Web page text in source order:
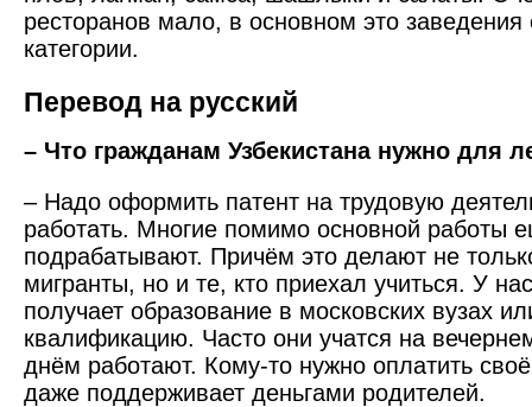
ресторанов мало, в основном это заведения
категории.
Перевод на русский
– Что гражданам Узбекистана нужно для
– Надо оформить патент на трудовую
работать. Многие помимо основной работы
подрабатывают. Причём это делают не
мигранты, но и те, кто приехал учиться. У
получает образование в московских вузах
квалификацию. Часто они учатся на
днём работают. Кому-то нужно оплатить
даже поддерживает деньгами родителей.